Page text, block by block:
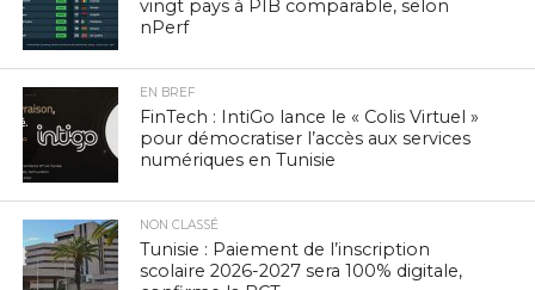
vingt pays à PIB comparable, selon
nPerf
EN BREF
FinTech : IntiGo lance le « Colis Virtuel »
pour démocratiser l’accès aux services
numériques en Tunisie
NON CLASSÉ
Tunisie : Paiement de l’inscription
scolaire 2026-2027 sera 100% digitale,